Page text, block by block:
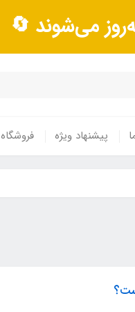
می‌شوند 🔄
پیشنهاد ویژه فروشگاه